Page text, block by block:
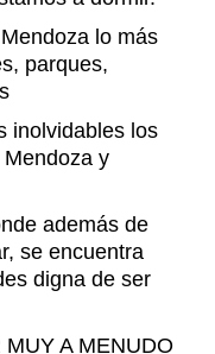
lo más
parques,
inolvidables los
y
además de
se encuentra
digna de ser
MUY A MENUDO